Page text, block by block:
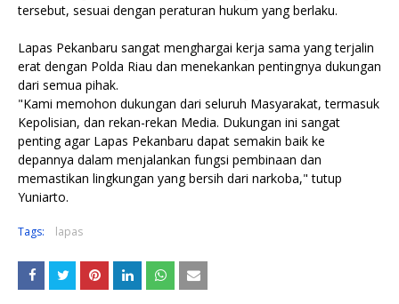
tersebut, sesuai dengan peraturan hukum yang berlaku.
Lapas Pekanbaru sangat menghargai kerja sama yang terjalin
erat dengan Polda Riau dan menekankan pentingnya dukungan
dari semua pihak.
"Kami memohon dukungan dari seluruh Masyarakat, termasuk
Kepolisian, dan rekan-rekan Media. Dukungan ini sangat
penting agar Lapas Pekanbaru dapat semakin baik ke
depannya dalam menjalankan fungsi pembinaan dan
memastikan lingkungan yang bersih dari narkoba," tutup
Yuniarto.
Tags: lapas